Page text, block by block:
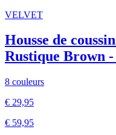
VELVET
Housse de
Rustique Brown
8 couleurs
€ 29,95
€ 59,95